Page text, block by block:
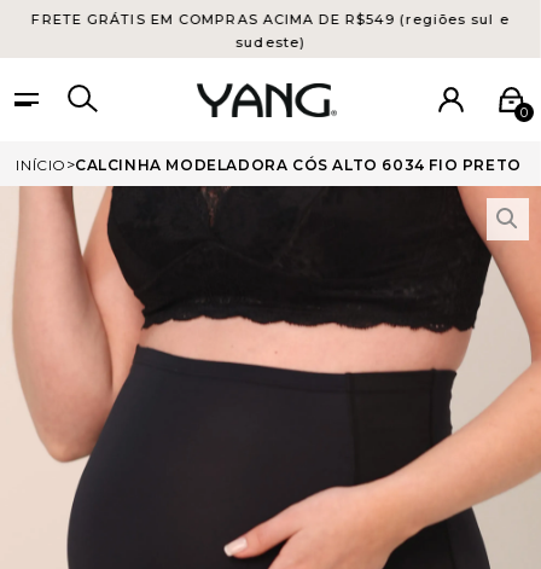
FRETE GRÁTIS EM COMPRAS ACIMA DE R$549 (regiões sul e
sudeste)
0
INÍCIO CALCINHA MODELADORA CÓS ALTO 6034 FIO PRETO